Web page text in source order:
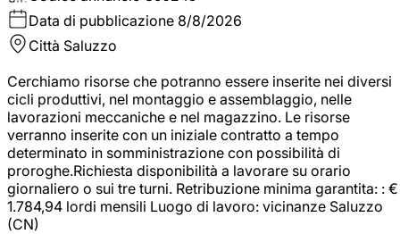
Data di pubblicazione 8/8/2026
Città Saluzzo
Cerchiamo risorse che potranno essere inserite nei diversi
cicli produttivi, nel montaggio e assemblaggio, nelle
lavorazioni meccaniche e nel magazzino. Le risorse
verranno inserite con un iniziale contratto a tempo
determinato in somministrazione con possibilità di
proroghe.Richiesta disponibilità a lavorare su orario
giornaliero o sui tre turni. Retribuzione minima garantita: : €
1.784,94 lordi mensili Luogo di lavoro: vicinanze Saluzzo
(CN)